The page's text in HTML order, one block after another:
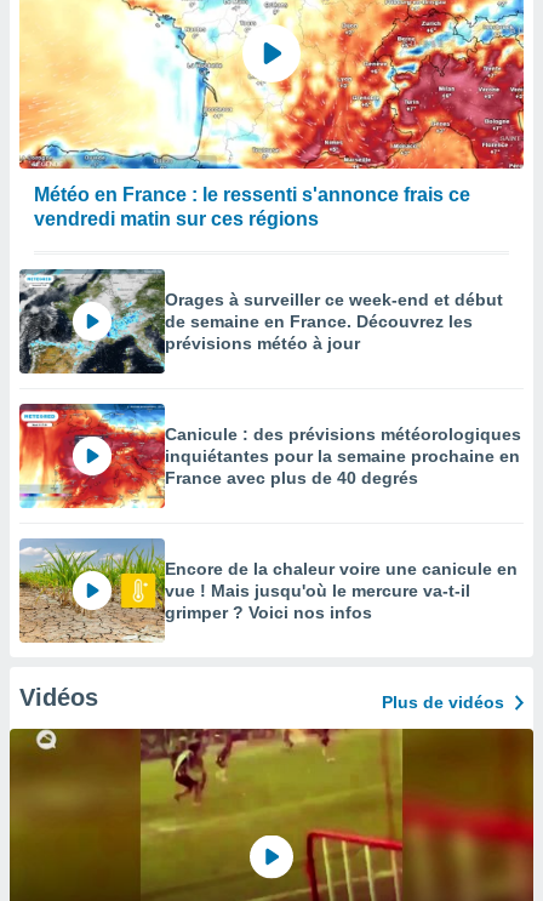
Météo en France : le ressenti s'annonce frais ce
vendredi matin sur ces régions
Orages à surveiller ce week-end et début
de semaine en France. Découvrez les
prévisions météo à jour
Canicule : des prévisions météorologiques
inquiétantes pour la semaine prochaine en
France avec plus de 40 degrés
Encore de la chaleur voire une canicule en
vue ! Mais jusqu'où le mercure va-t-il
grimper ? Voici nos infos
Vidéos Plus de vidéos